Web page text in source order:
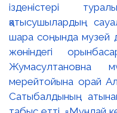
ізденістері
қатысушылардың
шара соңында музей
жөніндегі
Жумасултановна
мерейтойына орай
Сатыбалдының